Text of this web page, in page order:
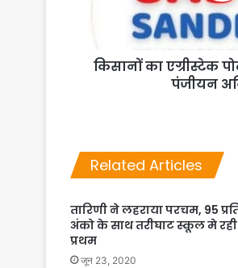
किसानों का एग्रीस्टेक
पंजीयन
Related Articles
तारिणी ने लहराया परचम, 95
अंको के साथ तरीघाट स्कूल मे रही
प्रथम
जून 23, 2020